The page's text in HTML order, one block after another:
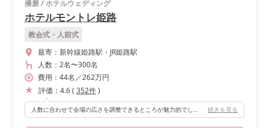
播磨/ホテルウェディング
ホテルモントレ姫路
教会式・人前式
最寄： 新幹線姫路駅・JR姫路駅
人数： 2名〜300名
費用： 44名 ／262万円
評価： 4.6( 352件)
人数に合わせて会場の広さを調整できるところが魅力的でした。 階段入場に憧れがあったため、会場内に階段が備わっているところも、おすすめポイントのひとつです！ 続きを見る